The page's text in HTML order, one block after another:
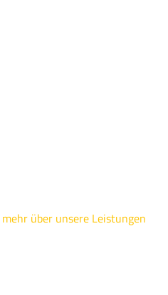
mehr über unsere Leistungen